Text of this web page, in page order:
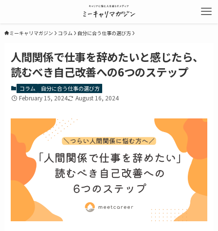
ミーキャリマガジン コラム 自分に合う仕事の選び方
人間関係で仕事を辞めたいと感じたら、
読むべき自己改善への6つのステップ
コラム 自分に合う仕事の選び方
February 15, 2024 August 16, 2024